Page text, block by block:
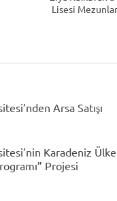
Lisesi
Arsa Satışı
Karadeniz
Projesi